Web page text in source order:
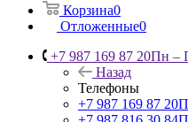
Корзина0
Отложенные0
+7 987 169 87 20Пн –
Назад
Телефоны
+7 987 169 87 20